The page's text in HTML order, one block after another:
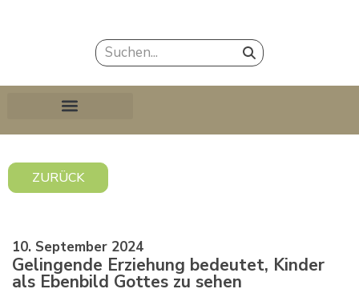
ZURÜCK
10. September 2024
Gelingende Erziehung bedeutet, Kinder
als Ebenbild Gottes zu sehen